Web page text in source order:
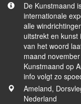
De Kunstmaand
internationale
alle
uitstrekt en kunst
van het woord
maand
Kunstmaand op
info volgt zo
Ameland,
Nederland